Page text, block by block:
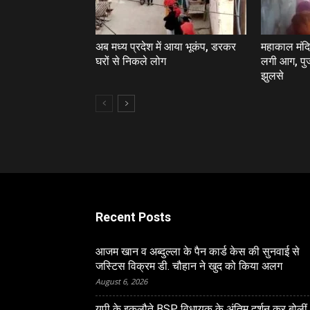
अब मध्य प्रदेश में आया भूकंप, डरकर
घरों से निकले लोग
महाकाल
लगी आग,
झुलसे
Recent Posts
आजम खान व अब्दुल्ला के पैन कार्ड केस की सुनवाई से
जस्टिस विक्रम डी. चौहान ने खुद को किया अलग
August 6, 2026